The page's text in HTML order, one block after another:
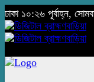
ঢাকা ১০:২৬ পূর্বাহ্ন,